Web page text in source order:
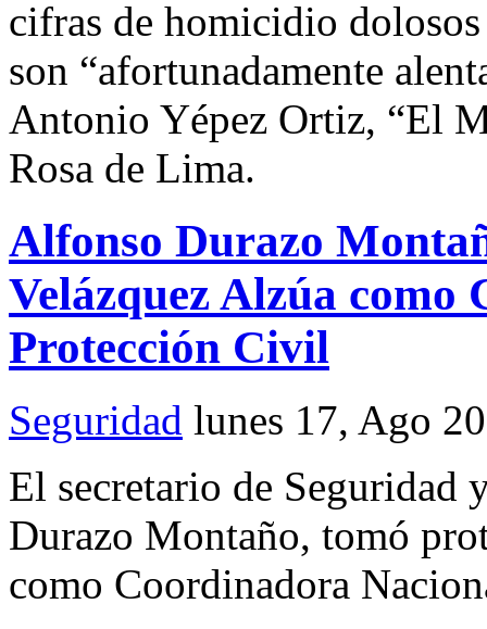
cifras de homicidio
son “afortunadamente
Antonio Yépez Ortiz, “El
Rosa de Lima.
Alfonso Durazo
Velázquez Alzúa
Protección Civil
Seguridad lunes 17, Ago
El secretario de Seguridad
Durazo Montaño, tomó
como Coordinadora